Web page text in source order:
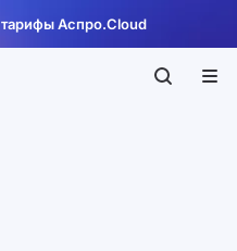
Аспро.Cloud